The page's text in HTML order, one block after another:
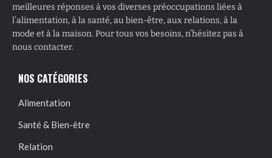
meilleures réponses à vos diverses préoccupations liées à
l’alimentation, à la santé, au bien-être, aux relations, à la
mode et à la maison. Pour tous vos besoins, n’hésitez pas à
nous contacter.
NOS CATÉGORIES
Alimentation
Santé & Bien-être
Relation